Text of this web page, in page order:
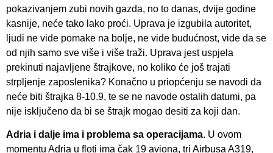
pokazivanjem zubi novih gazda, no to danas, dvije godine
kasnije, neće tako lako proći. Uprava je izgubila autoritet,
ljudi ne vide pomake na bolje, ne vide budućnost, vide da se
od njih samo sve više i više traži. Uprava jest uspjela
prekinuti najavljene štrajkove, no koliko će još trajati
strpljenje zaposlenika? Konačno u priopćenju se navodi da
neće biti štrajka 8-10.9, te se ne navode ostalih datumi, pa
nije isključeno da bi se štrajk mogao desiti za koji dan.
Adria i dalje ima i problema sa operacijama. U ovom
momentu Adria u floti ima čak 19 aviona, tri Airbusa A319,